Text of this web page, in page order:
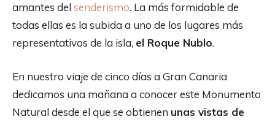
amantes delsenderismo. La más formidable de
todas ellas es la subida a uno de los lugares más
representativos de la isla, el Roque Nublo.
En nuestro viaje de cinco días a Gran Canaria
dedicamos una mañana a conocer este Monumento
Natural desde el que se obtienen unas vistas de